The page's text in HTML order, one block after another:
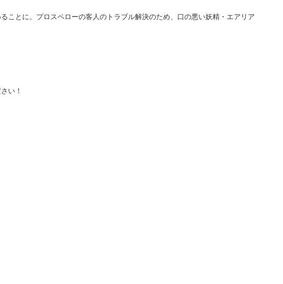
ことに。プロスペローの客人のトラブル解決のため、口の悪い妖精・エアリア
い！